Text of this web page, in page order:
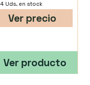
4 Uds. en stock
Ver precio
Ver producto